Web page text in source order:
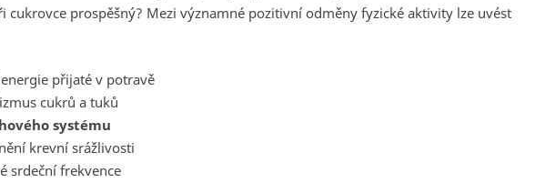
cukrovce prospěšný? Mezi významné pozitivní odměny fyzické aktivity lze uvést
přijaté v potravě
cukrů a tuků
systému
krevní srážlivosti
srdeční frekvence